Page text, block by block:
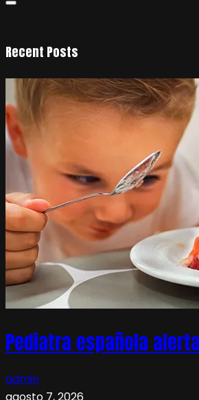
Recent Posts
Pediatra española
admin